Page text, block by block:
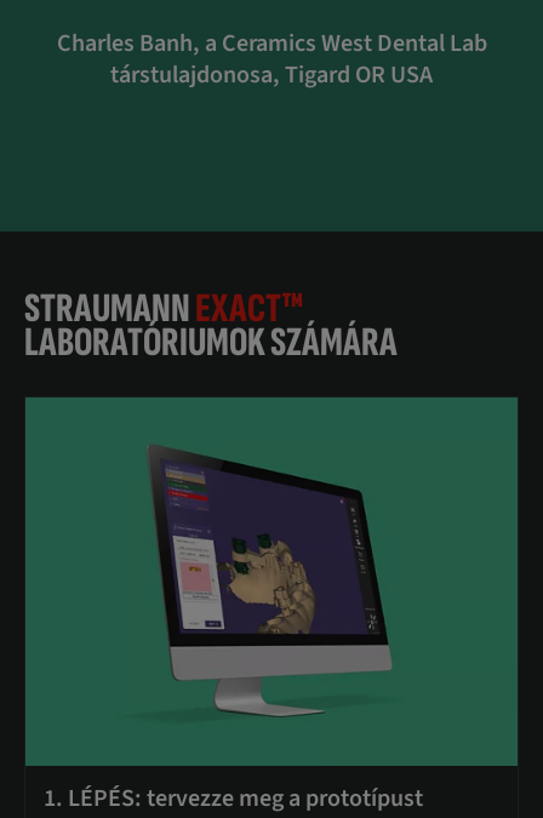
Charles Banh, a Ceramics West Dental Lab
társtulajdonosa, Tigard OR USA
STRAUMANNEXACT™
LABORATÓRIUMOK SZÁMÁRA
1. LÉPÉS: tervezze meg a prototípust